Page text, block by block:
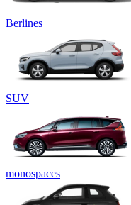
Berlines
SUV
monospaces